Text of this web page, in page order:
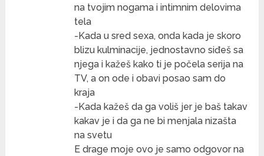
na tvojim nogama i intimnim delovima
tela
-Kada u sred sexa, onda kada je skoro
blizu kulminacije, jednostavno siđeš sa
njega i kažeš kako ti je počela serija na
TV, a on ode i obavi posao sam do
kraja
-Kada kažeš da ga voliš jer je baš takav
kakav je i da ga ne bi menjala nizašta
na svetu
E drage moje ovo je samo odgovor na